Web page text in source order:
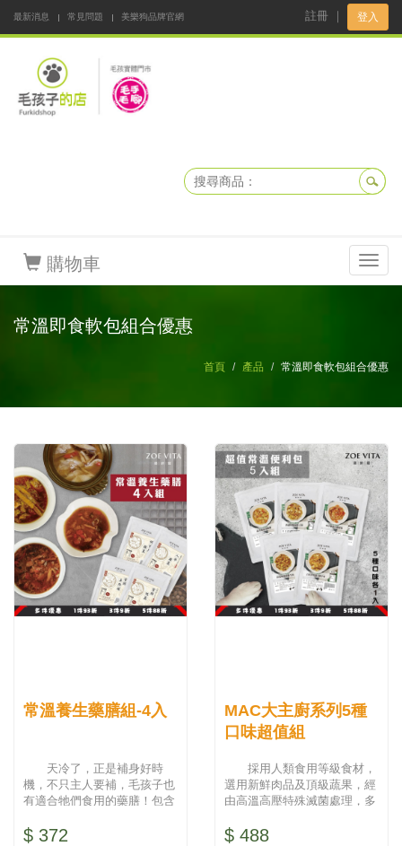
最新消息 常見問題
美樂狗品牌官網
註冊 登入
購物車
常溫即食軟包組合優惠
首頁 產品 常溫即食軟包組合優惠
常溫養生藥膳組-4入
天冷了，正是補身好時
機，不只主人要補，毛孩子也
有適合牠們食用的藥膳！包含
羊肉爐...
$ 372
MAC大主廚系列5種
口味超值組
採用人類食用等級食材，
選用新鮮肉品及頂級蔬果，經
由高溫高壓特殊滅菌處理，多
味，提...
$ 488